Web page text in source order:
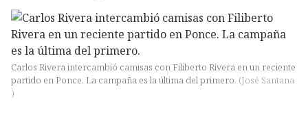
Carlos Rivera intercambió camisas con Filiberto Rivera en un reciente
partido en Ponce. La campaña es la última del primero. (José Santana
)